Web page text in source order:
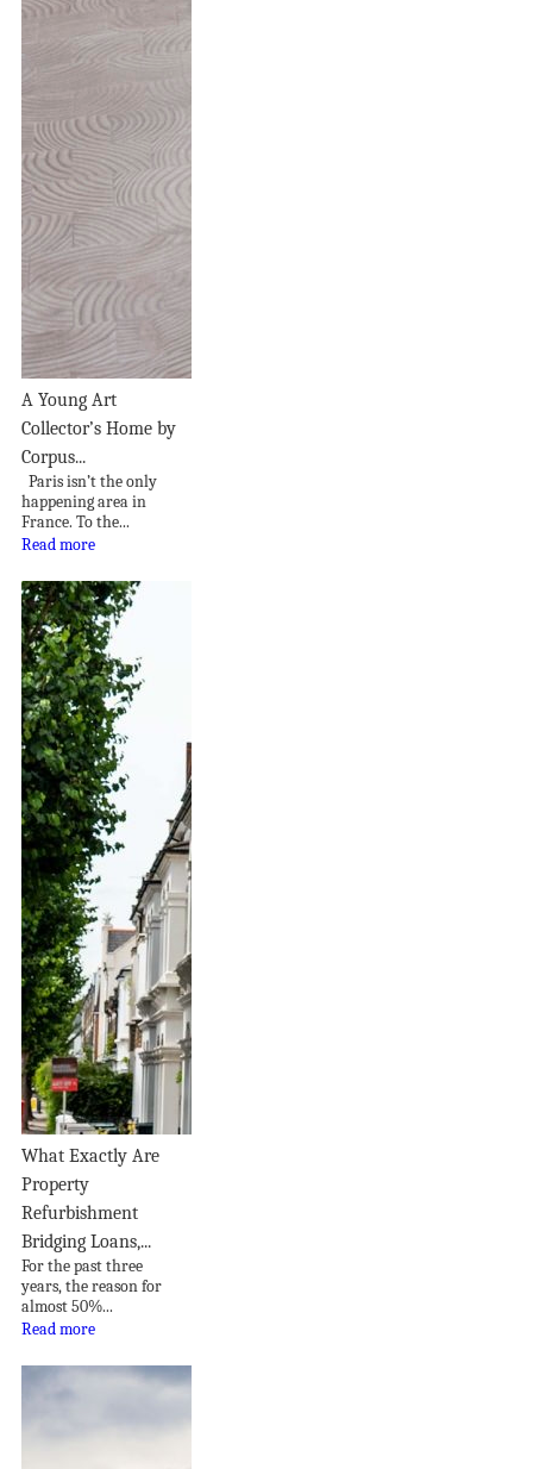
A Young Art
Collector’s Home by
Corpus...
Paris isn’t the only
happening area in
France. To the...
Read more
What Exactly Are
Property
Refurbishment
Bridging Loans,...
For the past three
years, the reason for
almost 50%...
Read more